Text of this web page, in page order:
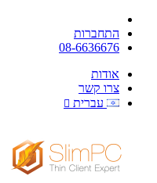
התחברות
08-6636676
אודות
צרו קשר
עברית